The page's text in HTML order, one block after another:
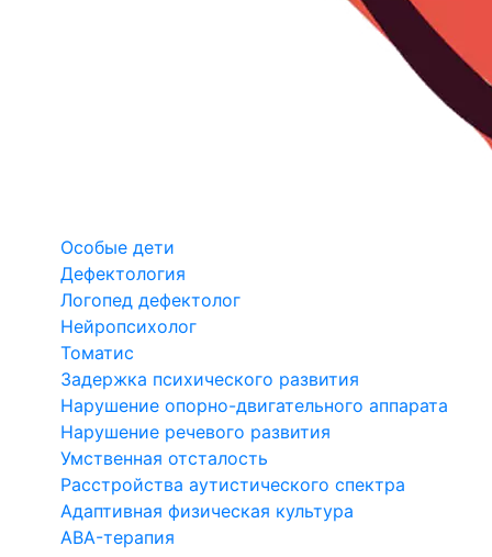
Особые дети
Дефектология
Логопед дефектолог
Нейропсихолог
Томатис
Задержка психического развития
Нарушение опорно-двигательного аппарата
Нарушение речевого развития
Умственная отсталость
Расстройства аутистического спектра
Адаптивная физическая культура
ABA-терапия